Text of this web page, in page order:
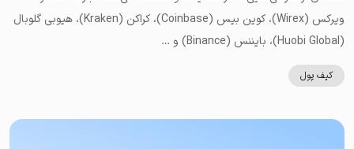
ویرکس (Wirex)، کوین بیس (Coinbase)، کراکن (Kraken)، هیوبی گلوبال
(Huobi Global)، بایننس (Binance) و …
کیف پول